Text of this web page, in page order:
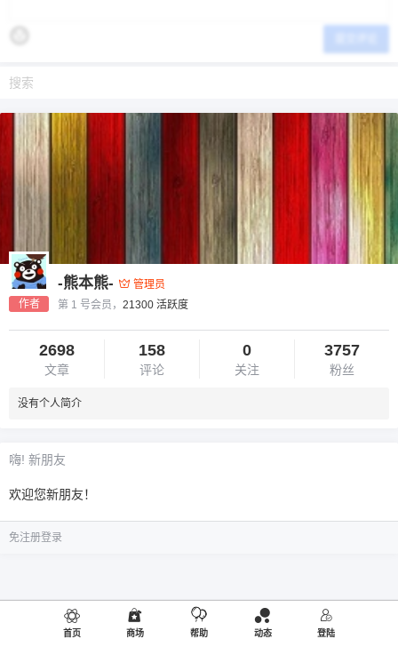
作者
-熊本熊-
管理员
第 1 号会员， 21300 活跃度
2698
文章
158
评论
0
关注
3757
粉丝
没有个人简介
嗨! 新朋友
欢迎您新朋友！
免注册登录
首页 商场 帮助 动态 登陆